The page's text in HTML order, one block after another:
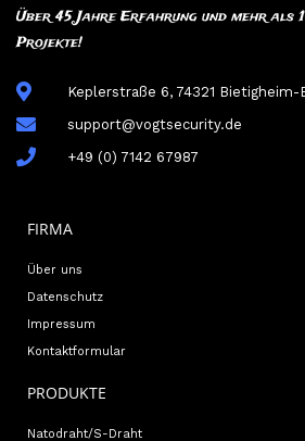
Über 45 Jahre Erfahrung und mehr als
Projekte!
Keplerstraße 6, 74321 Bietigheim-
support@vogtsecurity.de
+49 (0) 7142 67987
FIRMA
Über uns
Datenschutz
Impressum
Kontaktformular
PRODUKTE
Natodraht/S-Draht